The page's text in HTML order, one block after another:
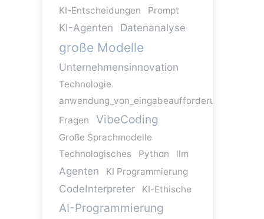
KI-Entscheidungen Prompt
KI-Agenten Datenanalyse
große Modelle
Unternehmensinnovation
Technologie
anwendung_von_eingabeaufforderungen
Fragen
VibeCoding
Große Sprachmodelle
Technologisches
Python llm
Agenten KI Programmierung
CodeInterpreter KI-Ethische
AI-Programmierung